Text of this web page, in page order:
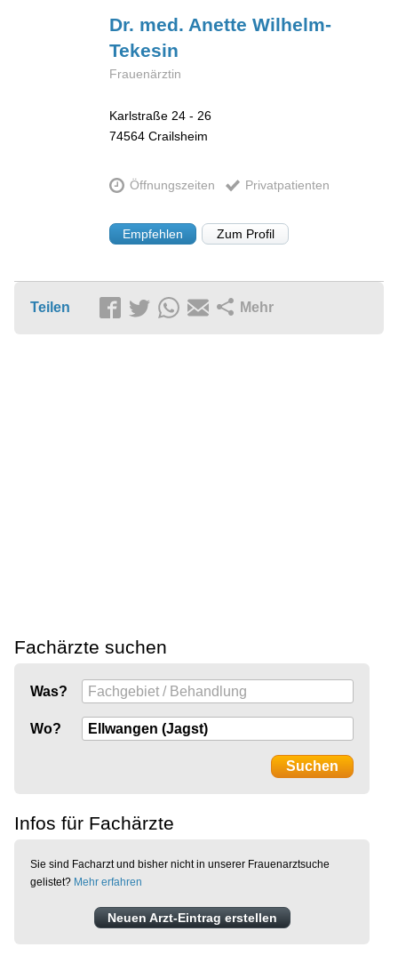
Dr. med. AnetteWilhelm-
Tekesin
Frauenärztin
Karlstraße 24 - 26
74564 Crailsheim
Öffnungszeiten Privatpatienten
Empfehlen Zum Profil
Teilen Mehr
Fachärzte suchen
Was?
Wo?
Infos für Fachärzte
Sie sind Facharzt und bisher nicht in unserer Frauenarztsuche
gelistet? Mehr erfahren
Neuen Arzt-Eintrag erstellen